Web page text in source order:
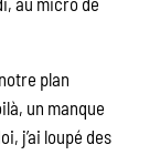
plan
un manque
j’ai loupé des